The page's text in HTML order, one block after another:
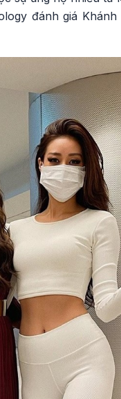
đánh giá